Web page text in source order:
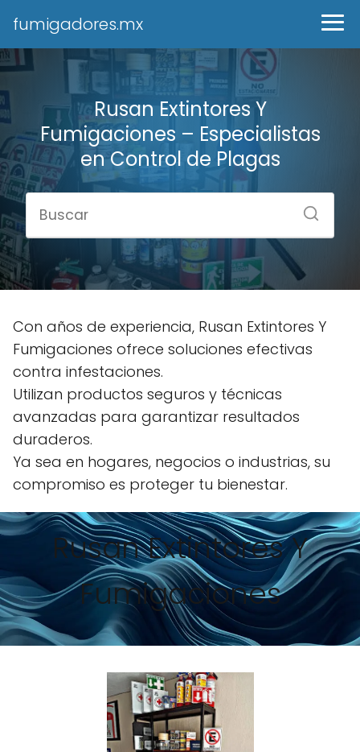
fumigadores.mx
Rusan Extintores Y
Fumigaciones – Especialistas
en Control de Plagas
Con años de experiencia, Rusan Extintores Y
Fumigaciones ofrece soluciones efectivas
contra infestaciones.
Utilizan productos seguros y técnicas
avanzadas para garantizar resultados
duraderos.
Ya sea en hogares, negocios o industrias, su
compromiso es proteger tu bienestar.
Rusan Extintores Y
Fumigaciones